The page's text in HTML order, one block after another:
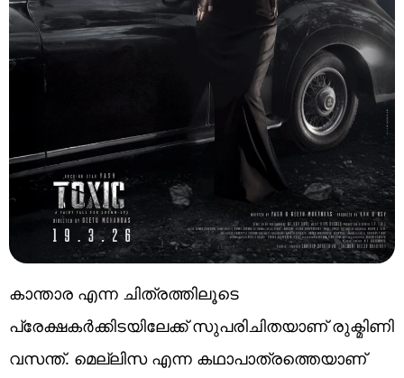
കാന്താര എന്ന ചിത്രത്തിലൂടെ
പ്രേക്ഷകർക്കിടയിലേക്ക് സുപരിചിതയാണ് രുക്മിണി
വസന്ത്. മെല്ലിസ എന്ന കഥാപാത്രത്തെയാണ്